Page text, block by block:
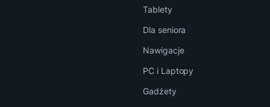
Tablety
Dla seniora
Nawigacje
PC i Laptopy
Gadżety